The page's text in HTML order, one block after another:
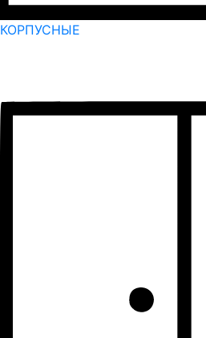
КОРПУСНЫЕ